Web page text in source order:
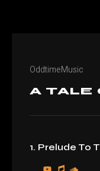
OddtimeMusic
A TALE
1. Prelude To